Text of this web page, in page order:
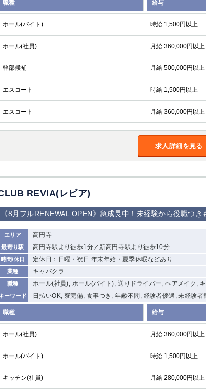
職種 給与
ホール(バイト) 時給 1,500円以上
ホール(社員) 月給 360,000円以上
幹部候補 月給 500,000円以上
エスコート 時給 1,500円以上
エスコート 月給 360,000円以上
求人詳細を見る
REVIA(レビア)
《8月フルRENEWAL OPEN》急成長中！未経験から役職つ
エリア 高円寺
最寄り駅 高円寺駅より徒歩1分／新高円寺駅より徒歩10分
時間/休日 定休日：日曜・祝日 年末年始・夏季休暇などあり
業種 キャバクラ
職種 ホール(社員), ホール(バイト), 送りドライバー, ヘアメイク,
ーワード 日払いOK, 寮完備, 食事つき, 年齢不問, 経験者優遇, 未経験
職種 給与
ホール(社員) 月給 360,000円以上
ホール(バイト) 時給 1,500円以上
キッチン(社員) 月給 280,000円以上
五井
関内 横浜 川崎 溝の
新横浜
武蔵小
小田原
横浜・桜木町
関内・馬車道・
日ノ出町
武蔵
茅ヶ崎 戸塚 たまプラーザ 大船
厚木
桜木町
大宮 川越
南浦和
所沢 熊谷
獨協
加松
茂原
松戸
浦安
宇都宮
都宮西口）
土浦
高崎
0 選択した内容で設定